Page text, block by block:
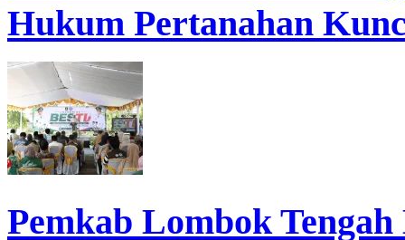
IPPAT NTB Masuk
Hukum Pertanahan